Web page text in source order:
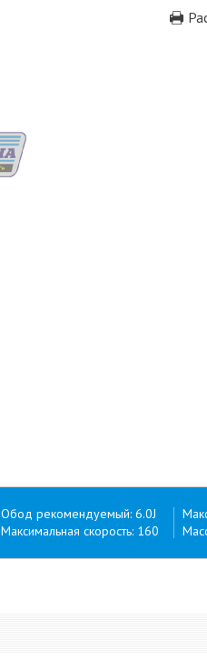
Обод рекомендуемый: 6.0J
Максимальная скорость: 160